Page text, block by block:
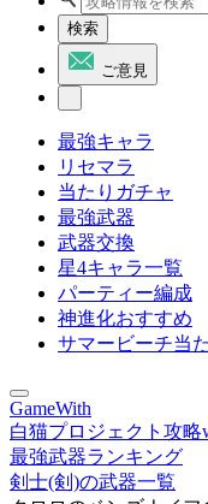
検索
ご意見
最強キャラ
リセマラ
当たりガチャ
最強武器
武器交換
星4キャラ一覧
パーティー編成
神進化おすすめ
サマービーチ当
GameWith
白猫プロジェクト攻略
最強武器ランキング
剣士(剣)の武器一覧